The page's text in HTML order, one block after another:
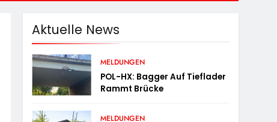
Aktuelle News
MELDUNGEN
POL-HX: Bagger Auf Tieflader
Rammt Brücke
MELDUNGEN